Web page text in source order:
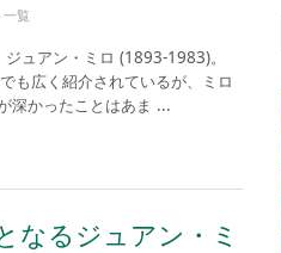
覧
ュアン・ミロ (1893-1983)。
も広く紹介されているが、ミロ
深かったことはあま ...
なるジュアン・ミ